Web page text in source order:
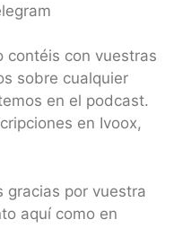
contéis con vuestras
sobre cualquier
en el podcast.
en Ivoox,
gracias por vuestra
aquí como en